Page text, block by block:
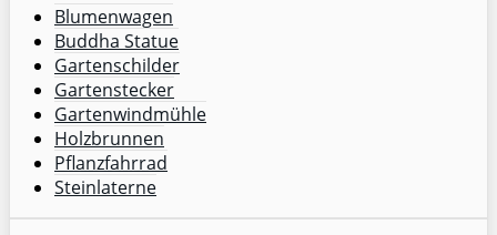
Blumenwagen
Buddha Statue
Gartenschilder
Gartenstecker
Gartenwindmühle
Holzbrunnen
Pflanzfahrrad
Steinlaterne